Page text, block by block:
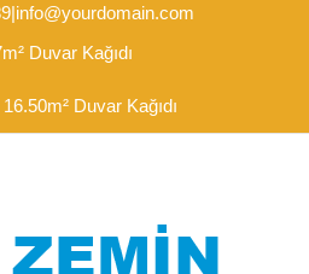
|info@yourdomain.com
Duvar Kağıdı
16.50m² Duvar Kağıdı